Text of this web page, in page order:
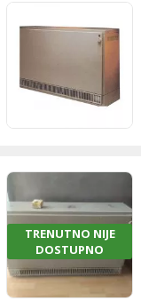
TRENUTNO NIJE
DOSTUPNO